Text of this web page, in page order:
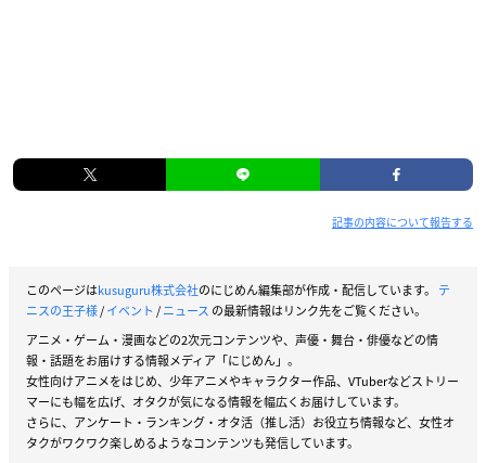
記念して、池袋マルイ・博多マルイに期間限定POP UP SHO
Pがオープン！
商品情報や事前入場抽選方法など詳しい情報は、「マルイ
ノアニメ」のサイトにてご確認ください。
イベント詳細→https://t.co/6TnmobjaNS#テニプリpic.twit
ter.com/Py2GwYtiVd
— アニメ「新テニスの王子様」公式 (@shintenianime)
記事の内容について報告する
このページはkusuguru株式会社のにじめん編集部が作成・配信しています。 テ
ニスの王子様/イベント /ニュース の最新情報はリンク先をご覧ください。
アニメ・ゲーム・漫画などの2次元コンテンツや、声優・舞台・俳優などの情
報・話題をお届けする情報メディア「にじめん」。
女性向けアニメをはじめ、少年アニメやキャラクター作品、VTuberなどストリー
マーにも幅を広げ、オタクが気になる情報を幅広くお届けしています。
さらに、アンケート・ランキング・オタ活（推し活）お役立ち情報など、女性オ
タクがワクワク楽しめるようなコンテンツも発信しています。